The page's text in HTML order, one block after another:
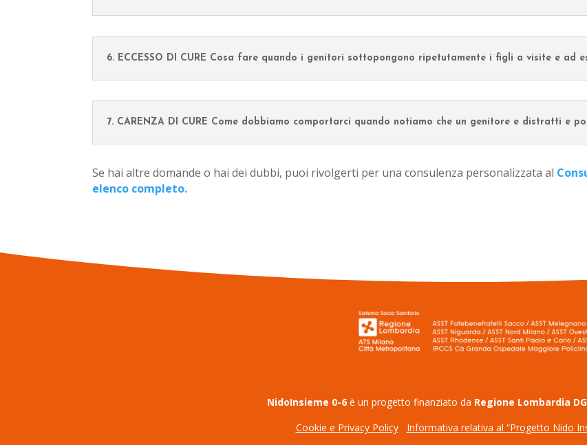
6. ECCESSO DI CURE Cosa fare quando i genitori sottopongono ripetutamente i figli a visite e ad
7. CARENZA DI CURE Come dobbiamo comportarci quando notiamo che un genitore e distratti e
Se hai altre domande o hai dei dubbi, puoi rivolgerti per una consulenza personalizzata al
elenco completo.
NidoInsieme 0-6è un progetto finanziato da Regione Lombardia
Cookie e Privacy Policy
Informativa relativa al “Progetto Nido